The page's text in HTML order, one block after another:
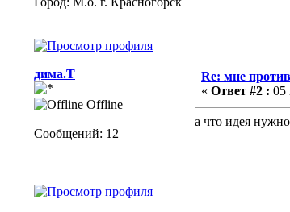
дима.Т
Offline
Сообщений: 12
Re: мне
« Ответ #2 : 05
а что идея